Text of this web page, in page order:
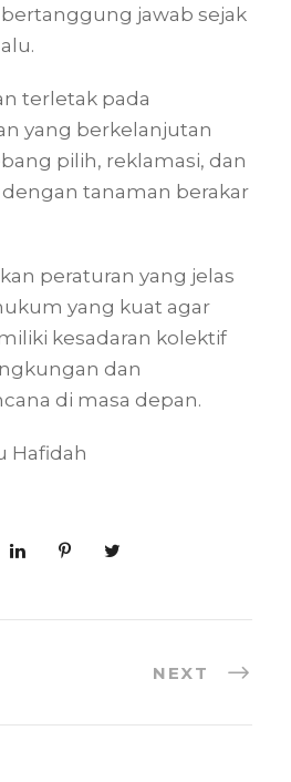
jawab sejak
terletak pada
yang berkelanjutan
pilih, reklamasi, dan
tanaman berakar
peraturan yang jelas
yang kuat agar
kesadaran kolektif
dan
di masa depan.
Hafidah
NEXT